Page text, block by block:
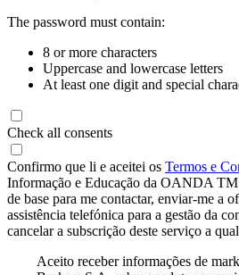
The password must contain:
8 or more characters
Uppercase and lowercase letters
At least one digit and special
Check all consents
Confirmo que li e aceitei os Termos e
Informação e Educação da OANDA
de base para me contactar, enviar-me a
assistência telefónica para a gestão da
cancelar a subscrição deste serviço a
Aceito receber informações de